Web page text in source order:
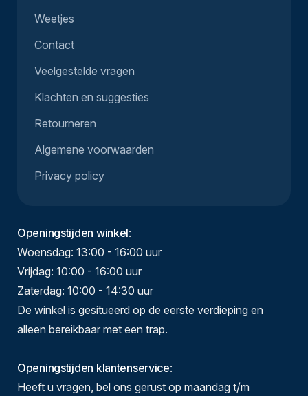
Weetjes
Contact
Veelgestelde vragen
Klachten en suggesties
Retourneren
Algemene voorwaarden
Privacy policy
Openingstijden winkel:
Woensdag: 13:00 - 16:00 uur
Vrijdag: 10:00 - 16:00 uur
Zaterdag: 10:00 - 14:30 uur
De winkel is gesitueerd op de eerste verdieping en
alleen bereikbaar met een trap.
Openingstijden klantenservice:
Heeft u vragen, bel ons gerust op maandag t/m